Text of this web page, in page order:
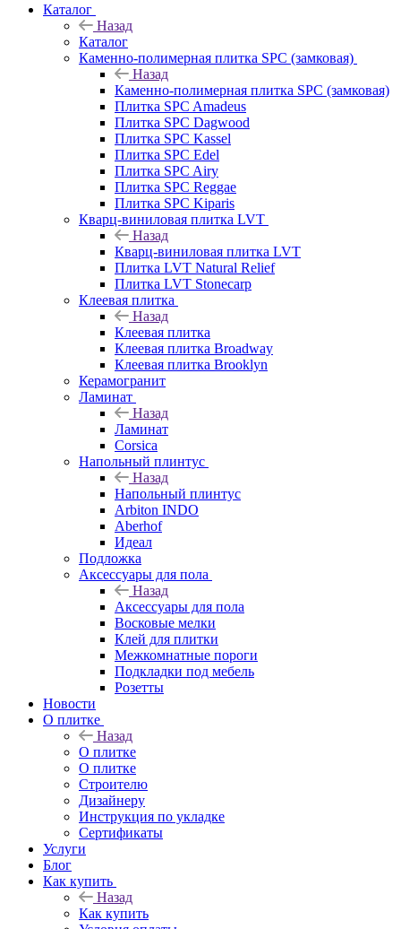
Каталог
Назад
Каталог
Каменно-полимерная плитка SPC (замковая)
Назад
Каменно-полимерная плитка SPC (замковая)
Плитка SPC Amadeus
Плитка SPC Dagwood
Плитка SPC Kassel
Плитка SPC Edel
Плитка SPC Airy
Плитка SPC Reggae
Плитка SPC Kiparis
Кварц-виниловая плитка LVT
Назад
Кварц-виниловая плитка LVT
Плитка LVT Natural Relief
Плитка LVT Stonecarp
Клеевая плитка
Назад
Клеевая плитка
Клеевая плитка Broadway
Клеевая плитка Brooklyn
Керамогранит
Ламинат
Назад
Ламинат
Corsica
Напольный плинтус
Назад
Напольный плинтус
Arbiton INDO
Aberhof
Идеал
Подложка
Аксессуары для пола
Назад
Аксессуары для пола
Восковые мелки
Клей для плитки
Межкомнатные пороги
Подкладки под мебель
Розетты
Новости
О плитке
Назад
О плитке
О плитке
Строителю
Дизайнеру
Инструкция по укладке
Сертификаты
Услуги
Блог
Как купить
Назад
Как купить